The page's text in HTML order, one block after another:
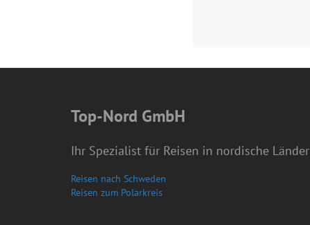
Top-Nord GmbH
Ihr Spezialist für Reisen in nordische Länder
Reisen nach Schweden
Reisen zum Polarkreis